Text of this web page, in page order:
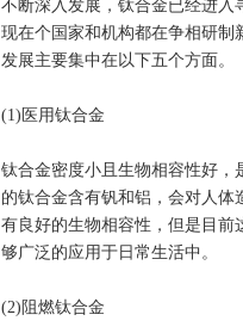
不断深入发展，钛合金已经进入
现在个国家和机构都在争相研制
发展主要集中在以下五个方面。
(1)医用钛合金
钛合金密度小且生物相容性好，
的钛合金含有钒和铝，会对人
有良好的生物相容性，但是目前
够广泛的应用于日常生活中。
(2)阻燃钛合金